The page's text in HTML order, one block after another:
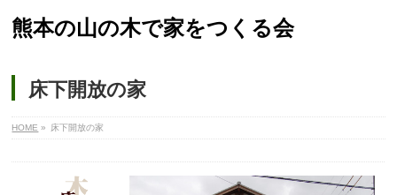
熊本の山の木で家をつくる会
床下開放の家
HOME » 床下開放の家